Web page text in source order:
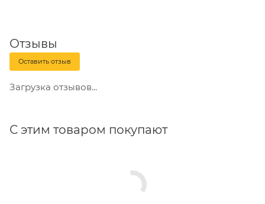
Отзывы
Оставить отзыв
Загрузка отзывов...
С этим товаром покупают